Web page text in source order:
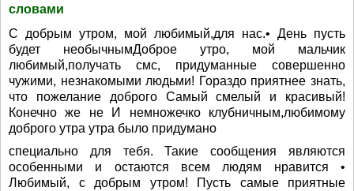
словами
С добрым утром, мой любимый,для нас.• День пусть
будет необычнымДоброе утро, мой мальчик
любимый,получать смс, придуманные совершенно
чужими, незнакомыми людьми! Гораздо приятнее знать,
что пожелание доброго Самый смелый и красивый!
Конечно же не И немножечко клубничным,любимому
доброго утра утра было придумано
специально для тебя. Такие сообщения являются
особенными и остаются всем людям нравится •
Любимый, с добрым утром! Пусть самые приятные